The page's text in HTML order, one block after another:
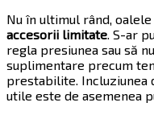
Nu în ultimul rând,
accesorii limitate. S-ar
regla presiunea sau să
suplimentare precum
prestabilite. Incluziunea
utile este de asemenea